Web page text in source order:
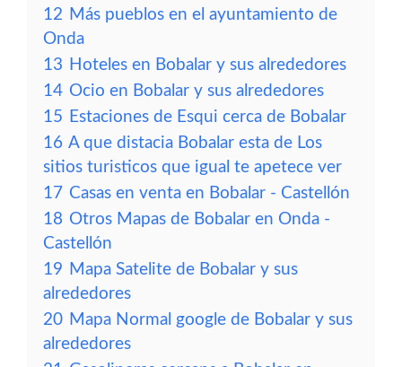
12 Más pueblos en el ayuntamiento de
Onda
13 Hoteles en Bobalar y sus alrededores
14 Ocio en Bobalar y sus alrededores
15 Estaciones de Esqui cerca de Bobalar
16 A que distacia Bobalar esta de Los
sitios turisticos que igual te apetece ver
17 Casas en venta en Bobalar - Castellón
18 Otros Mapas de Bobalar en Onda -
Castellón
19 Mapa Satelite de Bobalar y sus
alrededores
20 Mapa Normal google de Bobalar y sus
alrededores